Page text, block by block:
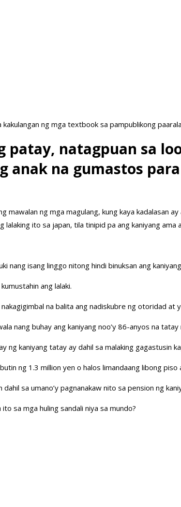
ng mga textbook sa pampublikong
patay, natagpuan sa
anak na gumastos
mawalan ng mga magulang, kung kaya kadalasan
ito sa japan, tila tinipid pa ang kaniyang
nang isang linggo nitong hindi binuksan ang
ang lalaki.
na balita ang nadiskubre ng otoridad
nang buhay ang kaniyang noo’y 86-anyos na
ng kaniyang tatay ay dahil sa malaking gagastusin
ng 1.3 million yen o halos limandaang libong piso
sa umano’y pagnanakaw nito sa pension ng
sa mga huling sandali niya sa mundo?